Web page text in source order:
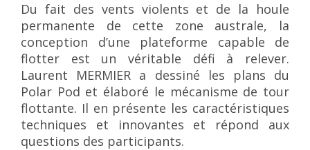
Du fait des vents violents et de la houle
permanente de cette zone australe, la
conception d’une plateforme capable de
flotter est un véritable défi à relever.
Laurent MERMIER a dessiné les plans du
Polar Pod et élaboré le mécanisme de tour
flottante. Il en présente les caractéristiques
techniques et innovantes et répond aux
questions des participants.